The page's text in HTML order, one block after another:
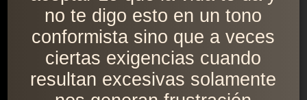
no te digo esto en un tono
conformista sino que a veces
ciertas exigencias cuando
resultan excesivas solamente